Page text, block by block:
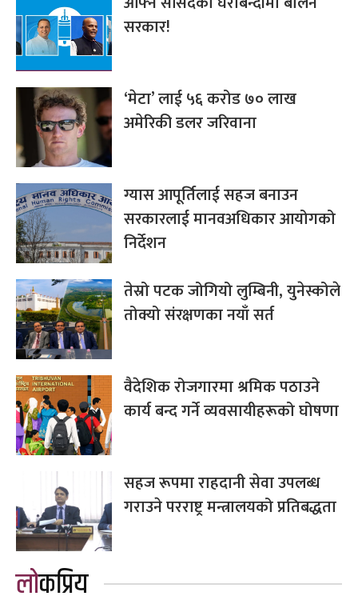
सरकार!
‘मेटा’ लाई ५६ करोड ७० लाख
अमेरिकी डलर जरिवाना
ग्यास आपूर्तिलाई सहज बनाउन
सरकारलाई मानवअधिकार आयोगको
निर्देशन
तेस्रो पटक जोगियो लुम्बिनी, युनेस्कोले
तोक्यो संरक्षणका नयाँ सर्त
वैदेशिक रोजगारमा श्रमिक पठाउने
कार्य बन्द गर्ने व्यवसायीहरूको घोषणा
सहज रूपमा राहदानी सेवा उपलब्ध
गराउने परराष्ट्र मन्त्रालयको प्रतिबद्धता
लोकप्रिय